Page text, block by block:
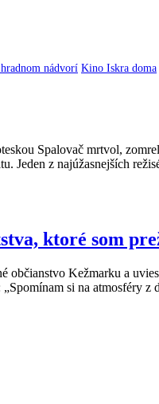
nádvorí Kino Iskra doma
Spalovač mrtvol,
Jeden z najúžasnejších
ktoré som
občianstvo Kežmarku a
si na atmosféry